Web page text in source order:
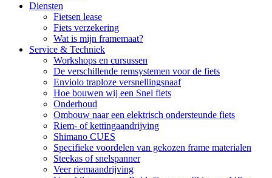
Diensten
Fietsen lease
Fiets verzekering
Wat is mijn framemaat?
Service & Techniek
Workshops en cursussen
De verschillende remsystemen voor de fiets
Enviolo traploze versnellingsnaaf
Hoe bouwen wij een Snel fiets
Onderhoud
Ombouw naar een elektrisch ondersteunde fiets
Riem- of kettingaandrijving
Shimano CUES
Specifieke voordelen van gekozen frame materialen
Steekas of snelspanner
Veer riemaandrijving